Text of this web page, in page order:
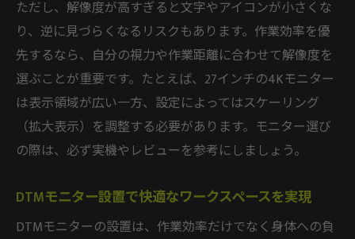
ただし、解像度が高すぎると文字やアイコンが小さくな
り、逆に見づらくなるリスクもあります。作業効率を優
先するなら、自分の視力や作業距離に合わせて解像度を
選ぶことが重要です。たとえば、27インチの4Kモニター
は表示領域が広い一方、設定によってはスケーリング
（拡大表示）を調整する必要があります。モニター選び
の際は、必ず実機やレビューを参考にしましょう。
DTMモニター設置で快適なワークスペースを実現
DTMモニターの設置は、作業効率だけでなく身体への負